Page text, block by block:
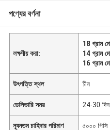
পণ্যের বর্ণনা
লক্ষণীয় করা:
18 গ্রাম
14 গ্রাম
16 গ্রাম
উৎপত্তি স্থল চীন
ডেলিভারি সময় 24-30 দিন
ন্যূনতম চাহিদার পরিমাণ ৫০০০ পিসি